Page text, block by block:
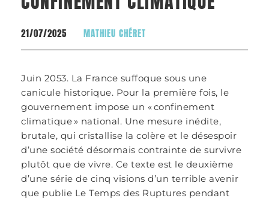
21/07/2025 MATHIEU CHÉRET
Juin 2053. La France suffoque sous une
canicule historique. Pour la première fois, le
gouvernement impose un « confinement
climatique » national. Une mesure inédite,
brutale, qui cristallise la colère et le désespoir
d’une société désormais contrainte de survivre
plutôt que de vivre. Ce texte est le deuxième
d’une série de cinq visions d’un terrible avenir
que publie Le Temps des Ruptures pendant